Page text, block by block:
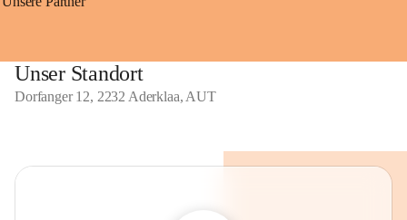
Unser Standort
Dorfanger 12, 2232 Aderklaa, AUT